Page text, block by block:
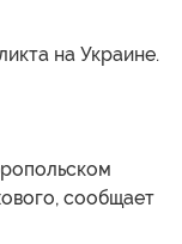
на Украине.
сообщает